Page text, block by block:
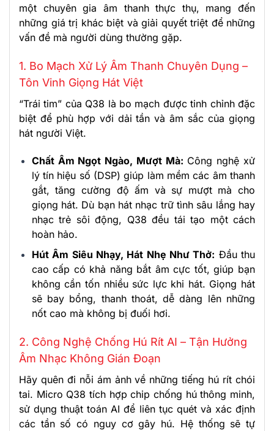
một chuyên gia âm thanh thực thụ, mang đến
những giá trị khác biệt và giải quyết triệt để những
vấn đề mà người dùng thường gặp.
1. Bo Mạch Xử Lý Âm Thanh Chuyên Dụng –
Tôn Vinh Giọng Hát Việt
“Trái tim” của Q38 là bo mạch được tinh chỉnh đặc
biệt để phù hợp với dải tần và âm sắc của giọng
hát người Việt.
Chất Âm Ngọt Ngào, Mượt Mà: Công nghệ xử
lý tín hiệu số (DSP) giúp làm mềm các âm thanh
gắt, tăng cường độ ấm và sự mượt mà cho
giọng hát. Dù bạn hát nhạc trữ tình sâu lắng hay
nhạc trẻ sôi động, Q38 đều tái tạo một cách
hoàn hảo.
Hút Âm Siêu Nhạy, Hát Nhẹ Như Thở: Đầu thu
cao cấp có khả năng bắt âm cực tốt, giúp bạn
không cần tốn nhiều sức lực khi hát. Giọng hát
sẽ bay bổng, thanh thoát, dễ dàng lên những
nốt cao mà không bị đuối hơi.
2. Công Nghệ Chống Hú Rít AI – Tận Hưởng
Âm Nhạc Không Gián Đoạn
Hãy quên đi nỗi ám ảnh về những tiếng hú rít chói
tai. Micro Q38 tích hợp chip chống hú thông minh,
sử dụng thuật toán AI để liên tục quét và xác định
các tần số có nguy cơ gây hú. Hệ thống sẽ tự